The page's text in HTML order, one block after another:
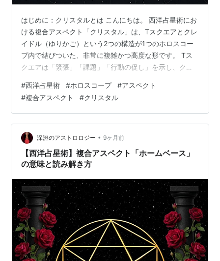
はじめに：クリスタルとは こんにちは。 西洋占星術にお
ける複合アスペクト「クリスタル」は、Tスクエアとクレ
イドル（ゆりかご）という2つの構造が1つのホロスコー
プ内で結びついた、非常に複雑かつ高度な形です。 Tス
クエアは「緊張」「課題」「行動の促し」を示し、クレ
スタルはその両者を同時に内包するため、葛藤と調和が
共存する構造として知られています。
#西洋占星術 #ホロスコープ #アスペクト
#複合アスペクト #クリスタル
深淵のアストロロジー • 9ヶ月前
【西洋占星術】複合アスペクト「ホームベース」
の意味と読み解き方